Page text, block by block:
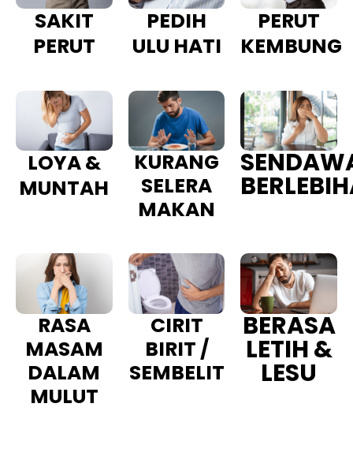
SAKIT
PERUT
PEDIH
ULU HATI
PERUT
KEMBUNG
LOYA &
MUNTAH
KURANG
SELERA
MAKAN
RASA
MASAM
DALAM
MULUT
CIRIT
BIRIT /
SEMBELIT
BERASA
LETIH &
LESU